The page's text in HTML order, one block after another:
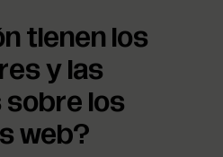
tienen los
y las
sobre los
web?